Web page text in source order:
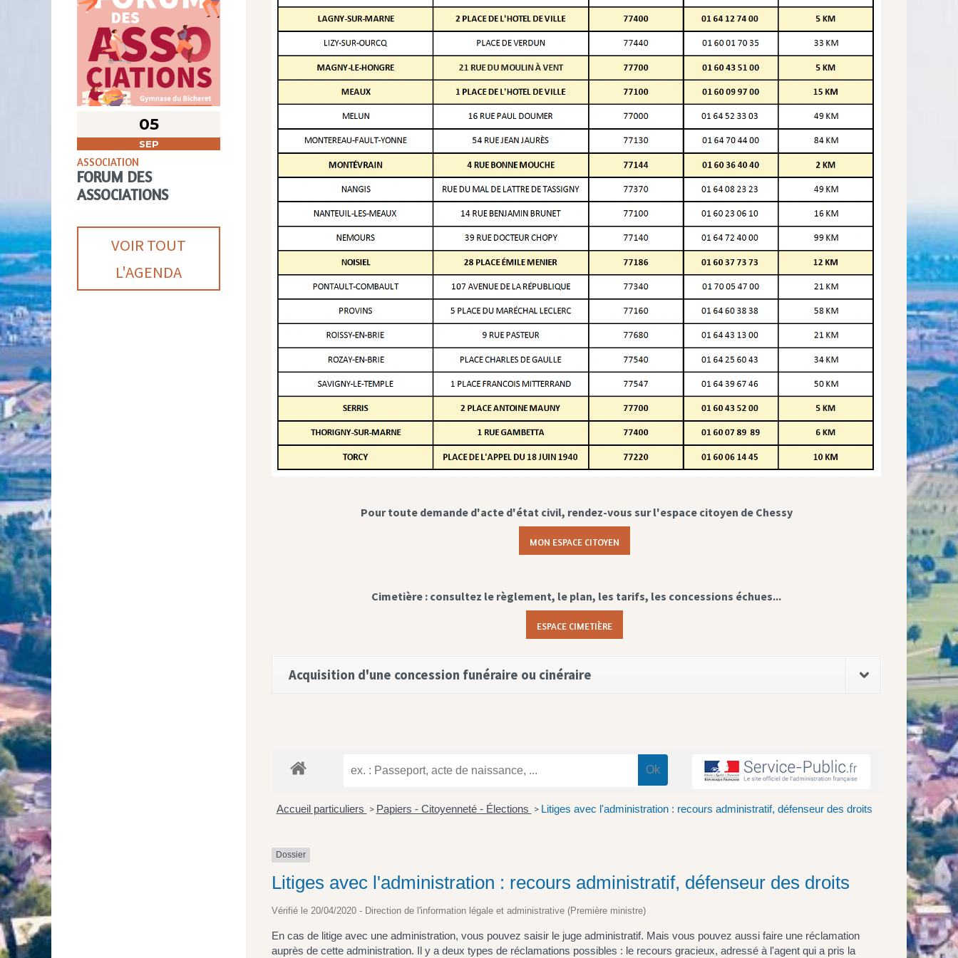
05
SEP
ASSOCIATION
FORUM DES
ASSOCIATIONS
VOIR TOUT
L'AGENDA
Pour toute demande d'acte d'état civil, rendez-vous sur l'espace citoyen de Chessy
MON ESPACE CITOYEN
Cimetière : consultez le règlement, le plan, les tarifs, les concessions échues...
ESPACE CIMETIÈRE
Acquisition d'une concession funéraire ou cinéraire
Accueil particuliers > Papiers - Citoyenneté - Élections > Litiges avec l'administration : recours administratif, défenseur des droits
Dossier
Litiges avec l'administration : recours administratif, défenseur des droits
Vérifié le 20/04/2020 - Direction de l'information légale et administrative (Première ministre)
En cas de litige avec une administration, vous pouvez saisir le juge administratif. Mais vous pouvez aussi faire une réclamation
auprès de cette administration. Il y a deux types de réclamations possibles : le recours gracieux, adressé à l'agent qui a pris la